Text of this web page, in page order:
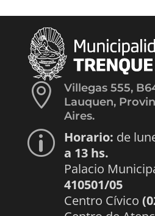

Villegas 555,
Lauquen,
Aires.
p Horario: de
a 13 hs.
Palacio
410501/05
Centro Cívico